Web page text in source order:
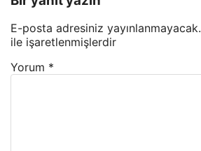
E-posta adresiniz yayınlanmayacak.
ile işaretlenmişlerdir
Yorum *